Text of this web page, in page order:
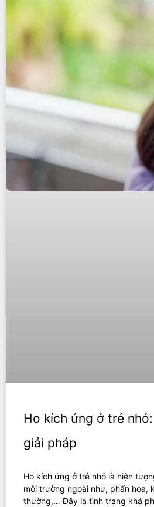
Ho kích ứng ở trẻ
giải pháp
Ho kích ứng ở trẻ nhỏ là hiện
môi trường ngoài như, phấn hoa,
thường,… Đây là tình trạng khá